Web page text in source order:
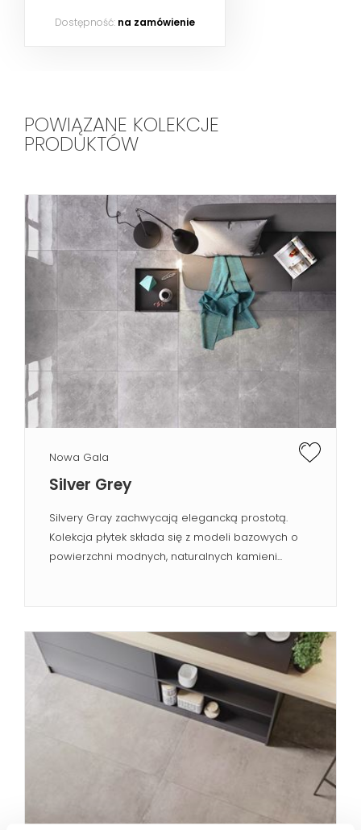
Dostępność: na zamówienie
POWIĄZANE KOLEKCJE
PRODUKTÓW
Nowa Gala
Silver Grey
Silvery Gray zachwycają elegancką prostotą.
Kolekcja płytek składa się z modeli bazowych o
powierzchni modnych, naturalnych kamieni...